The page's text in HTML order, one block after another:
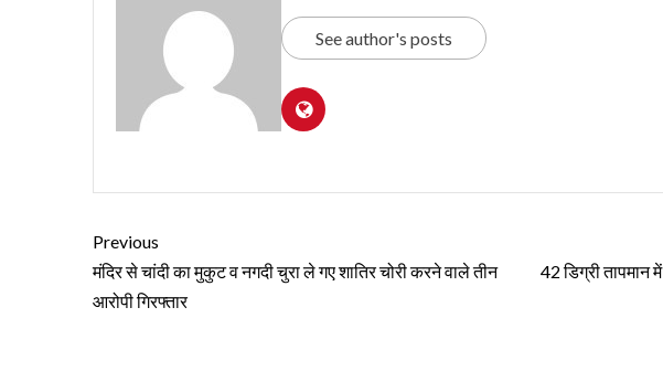
See author's posts
Previous
मंदिर से चांदी का मुकुट व नगदी चुरा ले गए शातिर चोरी करने वाले तीन
आरोपी गिरफ्तार
42 डिग्री तापमान